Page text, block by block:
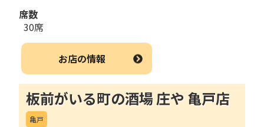
席数
30席
お店の情報
板前がいる町の酒場 庄や 亀戸店
亀戸